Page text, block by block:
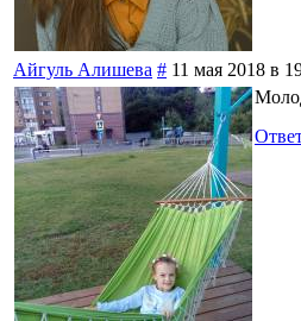
Айгуль Алишева # 11 мая 2018 в